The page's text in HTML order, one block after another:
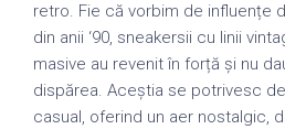
retro. Fie că vorbim de influențe
din anii ‘90, sneakersii cu linii
masive au revenit în forță și nu
dispărea. Aceștia se potrivesc
casual, oferind un aer nostalgic,